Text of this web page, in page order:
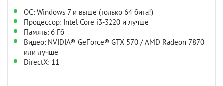
ОС: Windows 7 и выше (только 64 бита!)
Процессор: Intel Core i3-3220 и лучше
Память: 6 Гб
Видео: NVIDIA® GeForce® GTX 570 / AMD Radeon 7870
или лучше
DirectX: 11